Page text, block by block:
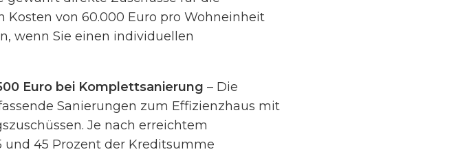
von 60.000 Euro pro Wohneinheit
wenn Sie einen individuellen
Euro bei Komplettsanierung – Die
Sanierungen zum Effizienzhaus mit
Je nach erreichtem
und 45 Prozent der Kreditsumme